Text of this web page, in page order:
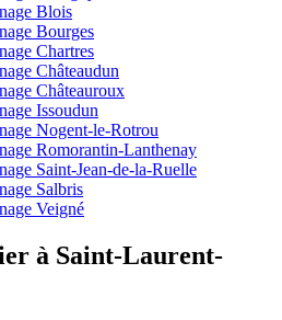
Blois
Bourges
Chartres
Châteaudun
Châteauroux
Issoudun
Nogent-le-Rotrou
Romorantin-Lanthenay
Saint-Jean-de-la-Ruelle
Salbris
Veigné
à Saint-Laurent-